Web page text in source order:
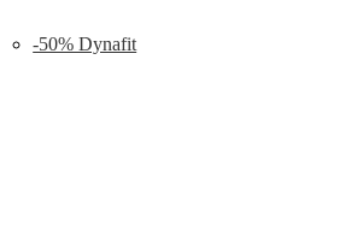
-50% Dynafit